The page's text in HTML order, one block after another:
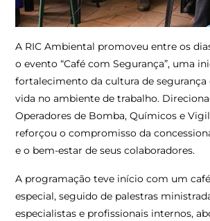
A RIC Ambiental promoveu entre os
o evento “Café com Segurança”, uma
fortalecimento da cultura de segurança
vida no ambiente de trabalho.
Operadores de Bomba, Químicos e
reforçou o compromisso da
e o bem-estar de seus colaboradores.
A programação teve início com um
especial, seguido de palestras
especialistas e profissionais internos,